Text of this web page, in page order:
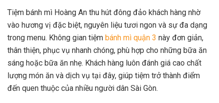
Tiệm bánh mì Hoàng An thu hút đông đảo khách hàng nhờ
vào hương vị đặc biệt, nguyên liệu tươi ngon và sự đa dạng
trong menu. Không gian tiệm bánh mì quận 3 này đơn giản,
thân thiện, phục vụ nhanh chóng, phù hợp cho những bữa ăn
sáng hoặc bữa ăn nhẹ. Khách hàng luôn đánh giá cao chất
lượng món ăn và dịch vụ tại đây, giúp tiệm trở thành điểm
đến quen thuộc của nhiều người dân Sài Gòn.